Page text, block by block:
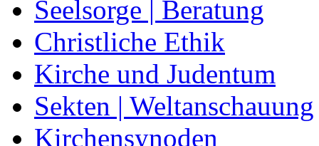
Seelsorge | Beratung
Christliche Ethik
Kirche und Judentum
Sekten | Weltanschauung
Kirchensynoden